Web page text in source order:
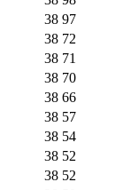
38 97
38 72
38 71
38 70
38 66
38 57
38 54
38 52
38 52